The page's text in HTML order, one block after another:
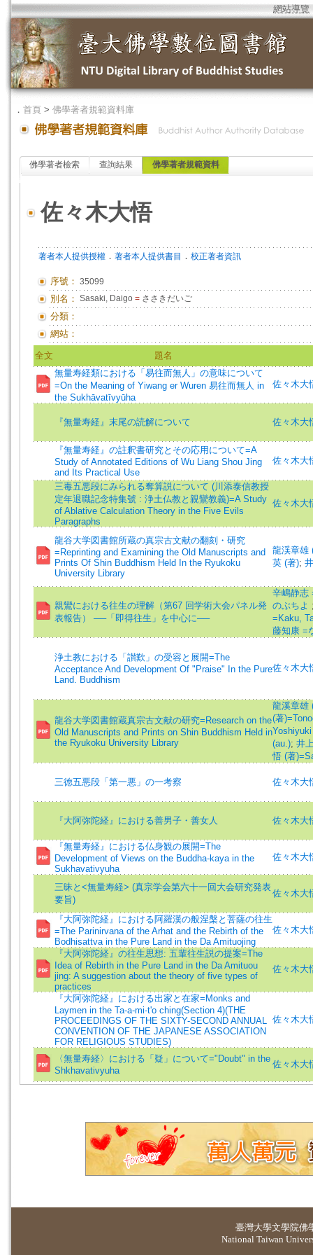
網站導覽
． 首頁 > 佛學著者規範資料庫
佛學著者檢索 查詢結果 佛學著者規範資料
佐々木大悟
著者本人提供授權 ． 著者本人提供書目 ． 校正著者資訊
序號： 35099
別名： Sasaki, Daigo = ささきだいご
分類：
網站：
全文
題名
無量寿経類における「易往而無人」の意味について
=On the Meaning of Yiwang er Wuren 易往而無人 in
the Sukhāvatīvyūha
佐々木大
『無量寿経』末尾の読解について 佐々木大
『無量寿経』の註釈書研究とその応用について=A
Study of Annotated Editions of Wu Liang Shou Jing
and Its Practical Use
佐々木大
三毒五悪段にみられる奪算説について (川添泰信教授
定年退職記念特集號 : 浄土仏教と親鸞教義)=A Study
of Ablative Calculation Theory in the Five Evils
Paragraphs
佐々木大
龍谷大学図書館所蔵の真宗古文献の翻刻・研究
=Reprinting and Examining the Old Manuscripts and
Prints Of Shin Buddhism Held In the Ryukoku
University Library
龍渓章雄
英 (著);
親鸞における往生の理解（第67 回学術大会パネル発
表報告） ──「即得往生」を中心に──
辛嶋静志
のぶちよ
=Kaku,
藤知康 =
浄土教における「讃歎」の受容と展開=The
Acceptance And Development Of "Praise" In the Pure
Land. Buddhism
佐々木大
龍谷大学図書館蔵真宗古文献の研究=Research on the
Old Manuscripts and Prints on Shin Buddhism Held in
the Ryukoku University Library
龍溪章雄
(著
(au.); 井
悟 (著
三徳五悪段「第一悪」の一考察 佐々木大
『大阿弥陀経』における善男子・善女人 佐々木大
『無量寿経』における仏身観の展開=The
Development of Views on the Buddha-kaya in the
Sukhavativyuha
佐々木大
三昧と<無量寿経> (真宗学会第六十一回大会研究発表
要旨)
佐々木大
『大阿弥陀経』における阿羅漢の般涅槃と菩薩の往生
=The Parinirvana of the Arhat and the Rebirth of the
Bodhisattva in the Pure Land in the Da Amituojing
佐々木大
『大阿弥陀経』の往生思想: 五輩往生説の提案=The
Idea of Rebirth in the Pure Land in the Da Amituou
jing: A suggestion about the theory of five types of
practices
佐々木大
『大阿弥陀経』における出家と在家=Monks and
Laymen in the Ta-a-mi-t'o ching(Section 4)(THE
PROCEEDINGS OF THE SIXTY-SECOND ANNUAL
CONVENTION OF THE JAPANESE ASSOCIATION
FOR RELIGIOUS STUDIES)
佐々木大
〈無量寿経〉における「疑」について="Doubt" in the
Shkhavativyuha
佐々木大
臺灣大學文學院佛
National Taiwan